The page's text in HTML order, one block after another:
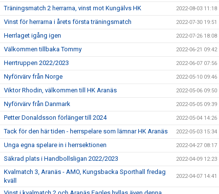
Träningsmatch 2 herrarna, vinst mot Kungälvs HK 2022-08-03 11:18
Vinst för herrarna i årets första träningsmatch 2022-07-30 19:51
Herrlaget igång igen 2022-07-26 18:08
Välkommen tillbaka Tommy 2022-06-21 09:42
Herrtruppen 2022/2023 2022-06-07 07:56
Nyförvärv från Norge 2022-05-10 09:46
Viktor Rhodin, välkommen till HK Aranäs 2022-05-06 09:50
Nyförvärv från Danmark 2022-05-05 09:39
Petter Donaldsson förlänger till 2024 2022-05-04 14:26
Tack för den här tiden - herrspelare som lämnar HK Aranäs 2022-05-03 15:34
Unga egna spelare in i herrsektionen 2022-04-27 08:17
Säkrad plats i Handbollsligan 2022/2023 2022-04-09 12:23
Kvalmatch 3, Aranäs - AMO, Kungsbacka Sporthall fredag
kväll
2022-04-07 14:41